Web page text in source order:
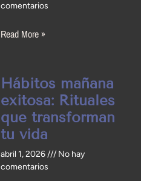
comentarios
Read More »
Hábitos mañana
exitosa: Rituales
que transforman
tu vida
abril 1, 2026
No hay
comentarios